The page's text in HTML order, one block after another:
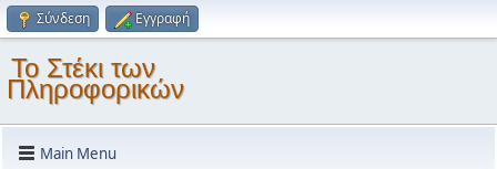
Σύνδεση Εγγραφή
Το Στέκι των
Πληροφορικών
Main Menu